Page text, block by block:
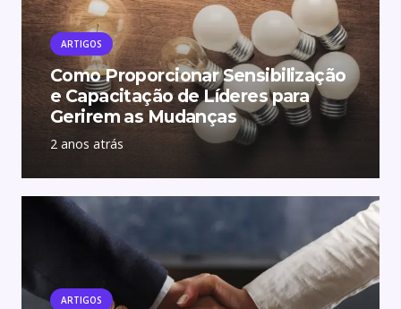
ARTIGOS
Como Proporcionar Sensibilização
e Capacitação de Líderes para
Gerirem as Mudanças
2 anos atrás
ARTIGOS